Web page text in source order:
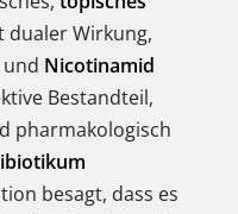
dualer Wirkung,
und Nicotinamid
Bestandteil,
pharmakologisch
besagt, dass es